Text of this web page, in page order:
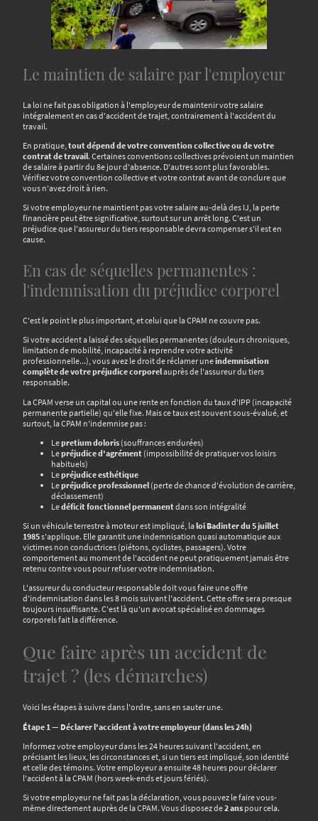
Le maintien de salaire par l'employeur
La loi ne fait pas obligation à l'employeur de maintenir votre salaire
intégralement en cas d'accident de trajet, contrairement à l'accident du
travail.
En pratique,tout dépend de votre convention collective ou de votre
contrat de travail. Certaines conventions collectives prévoient un maintien
de salaire à partir du 8e jour d'absence. D'autres sont plus favorables.
Vérifiez votre convention collective et votre contrat avant de conclure que
vous n'avez droit à rien.
Si votre employeur ne maintient pas votre salaire au-delà des IJ, la perte
financière peut être significative, surtout sur un arrêt long. C'est un
préjudice que l'assureur du tiers responsable devra compenser s'il est en
cause.
En cas de séquelles permanentes :
l'indemnisation du préjudice corporel
C'est le point le plus important, et celui que la CPAM ne couvre pas.
Si votre accident a laissé des séquelles permanentes (douleurs chroniques,
limitation de mobilité, incapacité à reprendre votre activité
professionnelle...), vous avez le droit de réclamer uneindemnisation
complète de votre préjudice corporelauprès de l'assureur du tiers
responsable.
La CPAM verse un capital ou une rente en fonction du taux d'IPP (incapacité
permanente partielle) qu'elle fixe. Mais ce taux est souvent sous-évalué, et
surtout, la CPAM n'indemnise pas :
Lepretium doloris (souffrances endurées)
Lepréjudice d'agrément (impossibilité de pratiquer vos loisirs
habituels)
Lepréjudice esthétique
Lepréjudice professionnel (perte de chance d'évolution de carrière,
déclassement)
Ledéficit fonctionnel permanentdans son intégralité
Si un véhicule terrestre à moteur est impliqué, laloi Badinter du 5 juillet
1985s'applique. Elle garantit une indemnisation quasi automatique aux
victimes non conductrices (piétons, cyclistes, passagers). Votre
comportement au moment de l'accident ne peut pratiquement jamais être
retenu contre vous pour refuser votre indemnisation.
L'assureur du conducteur responsable doit vous faire une offre
d'indemnisation dans les 8 mois suivant l'accident. Cette offre sera presque
toujours insuffisante. C'est là qu'un avocat spécialisé en dommages
corporels fait la différence.
Que faire après un accident de
trajet ? (les démarches)
Voici les étapes à suivre dans l'ordre, sans en sauter une.
Étape 1 — Déclarer l'accident à votre employeur (dans les 24h)
Informez votre employeur dans les 24 heures suivant l'accident, en
précisant les lieux, les circonstances et, si un tiers est impliqué, son identité
et celle des témoins. Votre employeur a ensuite 48 heures pour déclarer
l'accident à la CPAM (hors week-ends et jours fériés).
Si votre employeur ne fait pas la déclaration, vous pouvez le faire vous-
même directement auprès de la CPAM. Vous disposez de2 ans pour cela.